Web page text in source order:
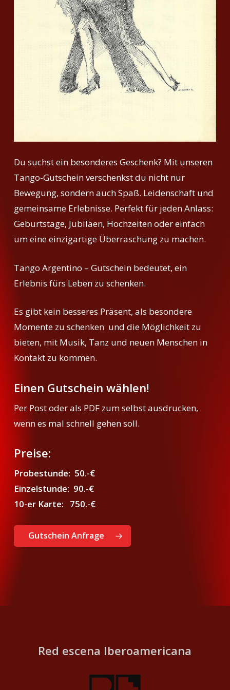
Du suchst ein besonderes Geschenk? Mit unseren
Tango-Gutschein verschenkst du nicht nur
Bewegung, sondern auch Spaß. Leidenschaft und
gemeinsame Erlebnisse. Perfekt für jeden Anlass:
Geburtstage, Jubiläen, Hochzeiten oder einfach
um eine einzigartige Überraschung zu machen.
Tango Argentino – Gutschein bedeutet, ein
Erlebnis fürs Leben zu schenken.
Es gibt kein besseres Präsent, als besondere
Momente zu schenken und die Möglichkeit zu
bieten, mit Musik, Tanz und neuen Menschen in
Kontakt zu kommen.
Einen Gutschein wählen!
Per Post oder als PDF zum selbst ausdrucken,
wenn es mal schnell gehen soll.
Preise:
Probestunde: 50.-€
Einzelstunde: 90.-€
10-er Karte: 750.-€
Gutschein Anfrage
Red escena Iberoamericana